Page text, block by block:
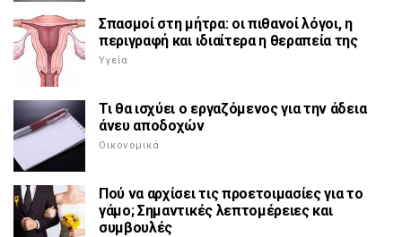
Σπασμοί στη μήτρα: οι πιθανοί λόγοι, η
περιγραφή και ιδιαίτερα η θεραπεία της
Υγεία
Τι θα ισχύει ο εργαζόμενος για την άδεια
άνευ αποδοχών
Οικονομικά
Πού να αρχίσει τις προετοιμασίες για το
γάμο; Σημαντικές λεπτομέρειες και
συμβουλές